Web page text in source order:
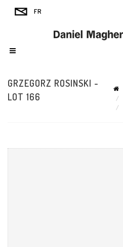
GRZEGORZ ROSINSKI -
LOT 166